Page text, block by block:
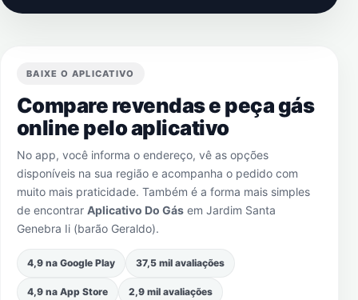
BAIXE O APLICATIVO
Compare revendas e peça gás
online pelo aplicativo
No app, você informa o endereço, vê as opções
disponíveis na sua região e acompanha o pedido com
muito mais praticidade. Também é a forma mais simples
de encontrar Aplicativo Do Gás em Jardim Santa
Genebra Ii (barão Geraldo).
4,9 na Google Play 37,5 mil avaliações
4,9 na App Store 2,9 mil avaliações